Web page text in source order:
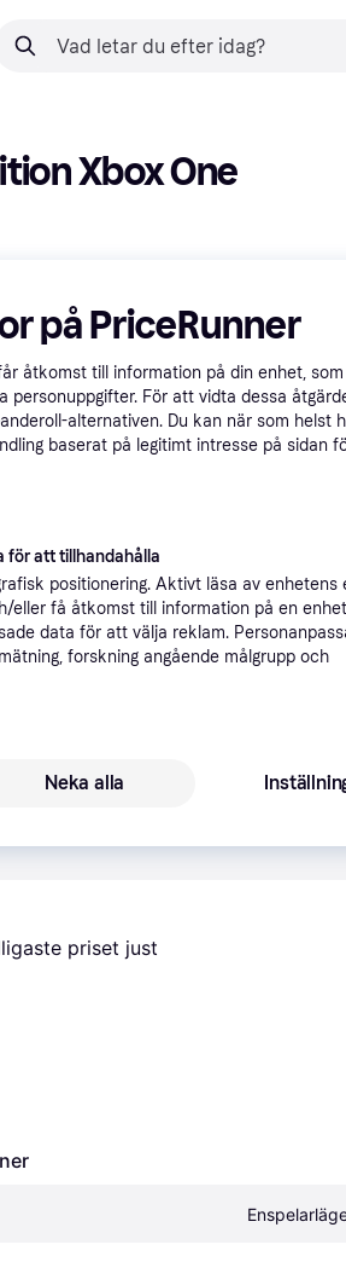
Xbox One
priset just
på PriceRunner
åtkomst till information på din enhet,
personuppgifter. För att vidta dessa
alternativen. Du kan när som helst
baserat på legitimt intresse på sidan
för att tillhandahålla
positionering. Aktivt läsa av enhetens
eller få åtkomst till information på en
data för att välja reklam.
forskning angående målgrupp och
Neka alla